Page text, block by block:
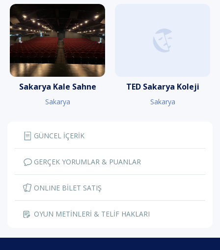
Sakarya Kale Sahne
Sakarya
TED Sakarya Koleji
Sakarya
GÜNCEL İÇERİK
GERÇEK YORUMLAR & PUANLAR
ONLINE BİLET SATIŞ
OYUN METİNLERİ & TELİF HAKLARI